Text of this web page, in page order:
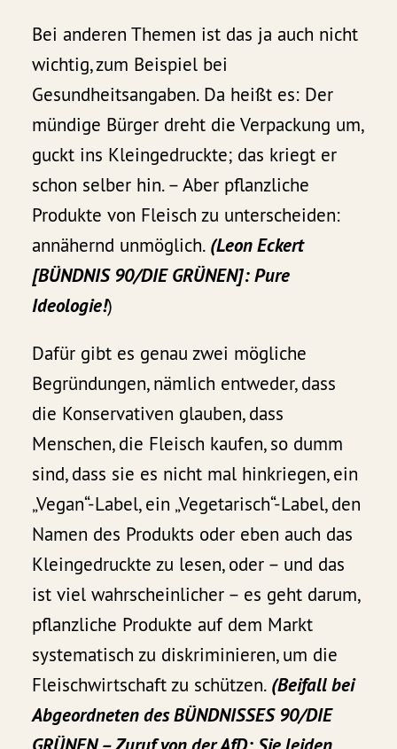
Bei anderen Themen ist das ja auch nicht
wichtig, zum Beispiel bei
Gesundheitsangaben. Da heißt es: Der
mündige Bürger dreht die Verpackung um,
guckt ins Kleingedruckte; das kriegt er
schon selber hin. – Aber pflanzliche
Produkte von Fleisch zu unterscheiden:
annähernd unmöglich. (Leon Eckert
[BÜNDNIS 90/DIE GRÜNEN]: Pure
Ideologie!)
Dafür gibt es genau zwei mögliche
Begründungen, nämlich entweder, dass
die Konservativen glauben, dass
Menschen, die Fleisch kaufen, so dumm
sind, dass sie es nicht mal hinkriegen, ein
„Vegan“-Label, ein „Vegetarisch“-Label, den
Namen des Produkts oder eben auch das
Kleingedruckte zu lesen, oder – und das
ist viel wahrscheinlicher – es geht darum,
pflanzliche Produkte auf dem Markt
systematisch zu diskriminieren, um die
Fleischwirtschaft zu schützen. (Beifall bei
Abgeordneten des BÜNDNISSES 90/DIE